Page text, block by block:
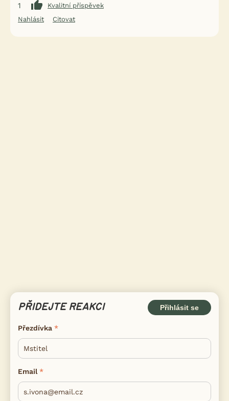
1
Kvalitní příspěvek
Nahlásit
Citovat
PŘIDEJTE REAKCI Přihlásit se
Přezdívka
Email